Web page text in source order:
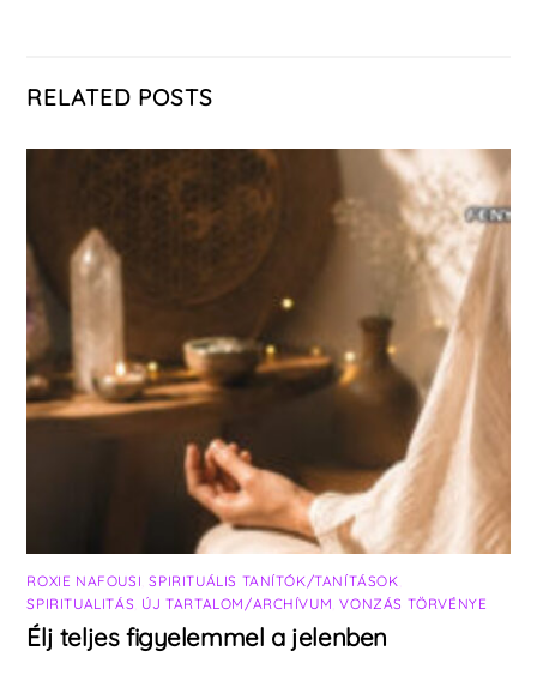
RELATED POSTS
ROXIE NAFOUSI ,SPIRITUÁLIS TANÍTÓK/TANÍTÁSOK
SPIRITUALITÁS ÚJ TARTALOM/ARCHÍVUM ,VONZÁS TÖRVÉNYE
Élj teljes figyelemmel a jelenben